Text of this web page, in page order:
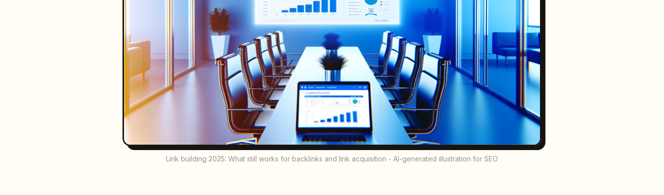
Link building 2025: What still works for backlinks and link acquisition - AI-generated illustration for SEO